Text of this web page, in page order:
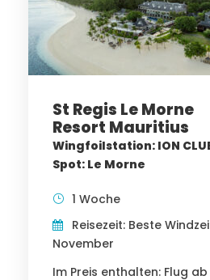
St Regis Le Morne
Resort Mauritius
Wingfoilstation: ION
Spot: Le Morne
1 Woche
Reisezeit: Beste
November
Im Preis enthalten: Flug